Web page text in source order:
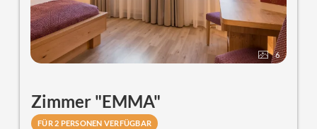
6
Zimmer "EMMA"
FÜR 2 PERSONEN VERFÜGBAR